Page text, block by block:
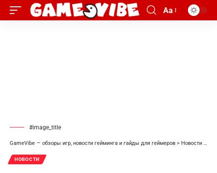
Aa
#image_title
GameVibe — обзоры игр, новости гейминга и гайды для геймеров > Новости
НОВОСТИ